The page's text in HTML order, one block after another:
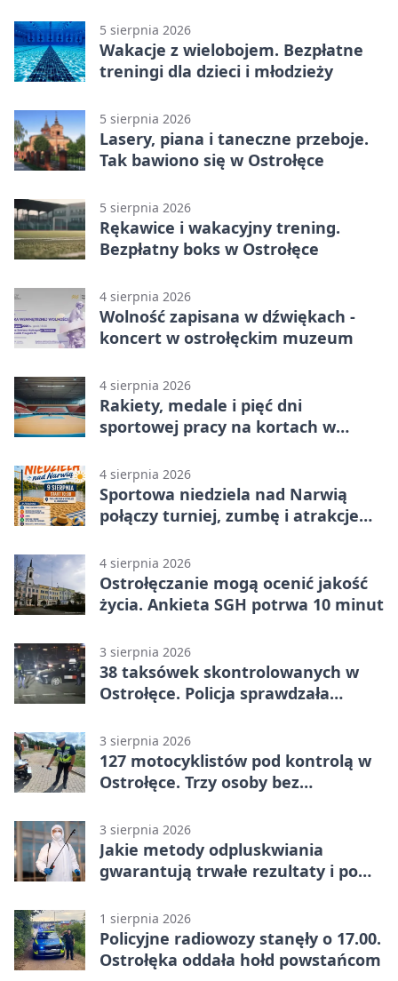
5 sierpnia 2026
Wakacje z wielobojem. Bezpłatne
treningi dla dzieci i młodzieży
5 sierpnia 2026
Lasery, piana i taneczne przeboje.
Tak bawiono się w Ostrołęce
5 sierpnia 2026
Rękawice i wakacyjny trening.
Bezpłatny boks w Ostrołęce
4 sierpnia 2026
Wolność zapisana w dźwiękach -
koncert w ostrołęckim muzeum
4 sierpnia 2026
Rakiety, medale i pięć dni
sportowej pracy na kortach w
4 sierpnia 2026
Sportowa niedziela nad Narwią
połączy turniej, zumbę i atrakcje
4 sierpnia 2026
Ostrołęczanie mogą ocenić jakość
życia. Ankieta SGH potrwa 10 minut
3 sierpnia 2026
38 taksówek skontrolowanych w
Ostrołęce. Policja sprawdzała
3 sierpnia 2026
127 motocyklistów pod kontrolą w
Ostrołęce. Trzy osoby bez
3 sierpnia 2026
Jakie metody odpluskwiania
gwarantują trwałe rezultaty i po
wykonawcę?
1 sierpnia 2026
Policyjne radiowozy stanęły o 17.00.
Ostrołęka oddała hołd powstańcom